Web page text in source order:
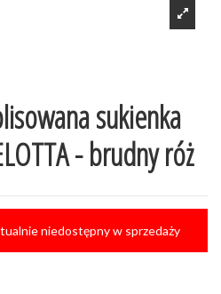
sukienka
- brudny róż
niedostępny w sprzedaży